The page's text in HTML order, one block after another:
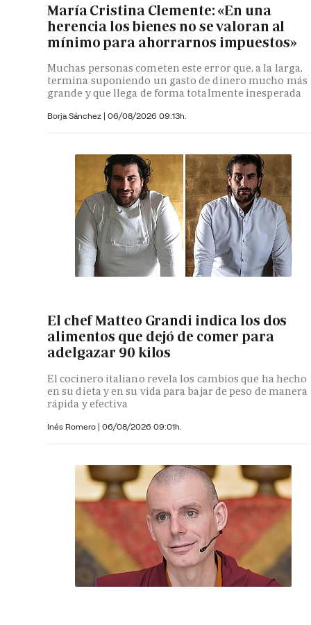
María Cristina Clemente: «En una
herencia los bienes no se valoran al
mínimo para ahorrarnos impuestos»
Muchas personas cometen este error que, a la larga,
termina suponiendo un gasto de dinero mucho más
grande y que llega de forma totalmente inesperada
Borja Sánchez | 06/08/2026 09:13h.
El chef Matteo Grandi indica los dos
alimentos que dejó de comer para
adelgazar 90 kilos
El cocinero italiano revela los cambios que ha hecho
en su dieta y en su vida para bajar de peso de manera
rápida y efectiva
Inés Romero | 06/08/2026 09:01h.